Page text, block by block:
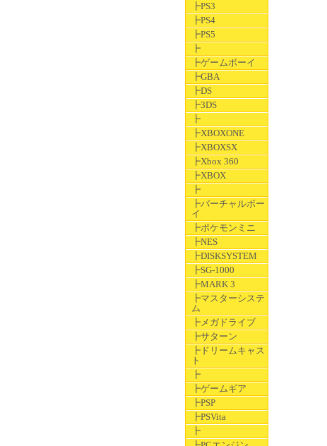
┣PS3
┣PS4
┣PS5
┣
┣ゲームボーイ
┣GBA
┣DS
┣3DS
┣
┣XBOXONE
┣XBOXSX
┣Xbox 360
┣XBOX
┣
┣バーチャルボー
イ
┣ポケモンミニ
┣NES
┣DISKSYSTEM
┣SG-1000
┣MARK 3
┣マスターシステ
ム
┣メガドライブ
┣サターン
┣ドリームキャス
ト
┣
┣ゲームギア
┣PSP
┣PSVita
┣